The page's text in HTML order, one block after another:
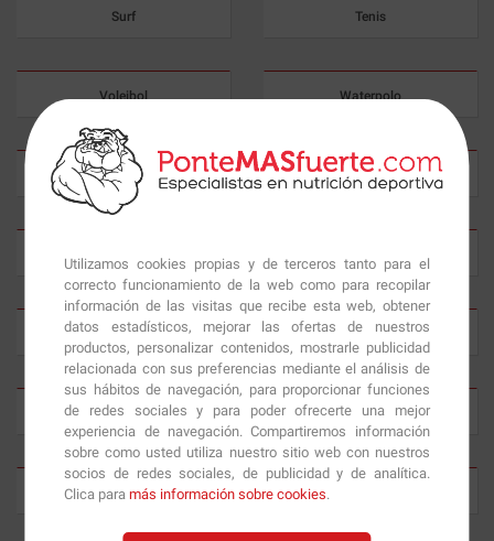
Utilizamos cookies propias y de terceros tanto para el
correcto funcionamiento de la web como para recopilar
información de las visitas que recibe esta web, obtener
datos estadísticos, mejorar las ofertas de nuestros
productos, personalizar contenidos, mostrarle publicidad
relacionada con sus preferencias mediante el análisis de
sus hábitos de navegación, para proporcionar funciones
de redes sociales y para poder ofrecerte una mejor
experiencia de navegación. Compartiremos información
sobre como usted utiliza nuestro sitio web con nuestros
socios de redes sociales, de publicidad y de analítica.
Clica paramás información sobre cookies.
Surf Tenis
Voleibol Waterpolo
Aeróbic Atletismo
Barranquismo
Ciclismo Equitación
Escalada Esquí
Kayak